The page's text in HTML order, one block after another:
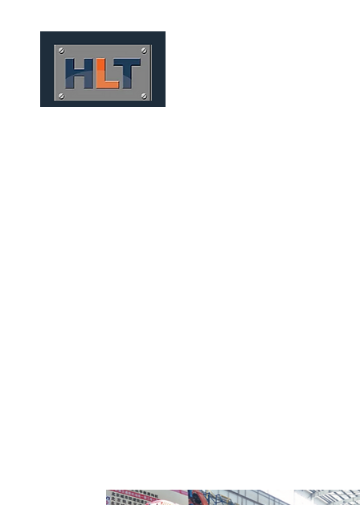
HOME QUEM SOMOS